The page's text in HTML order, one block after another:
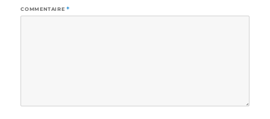
COMMENTAIRE *